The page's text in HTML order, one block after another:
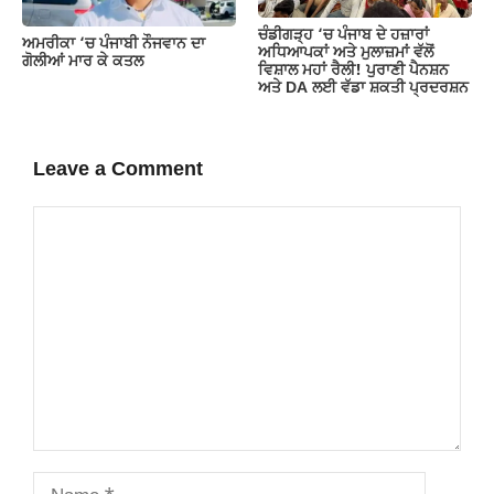
ਅਮਰੀਕਾ ‘ਚ ਪੰਜਾਬੀ ਨੌਜਵਾਨ ਦਾ
ਗੋਲੀਆਂ ਮਾਰ ਕੇ ਕਤਲ
ਚੰਡੀਗੜ੍ਹ ‘ਚ ਪੰਜਾਬ ਦੇ ਹਜ਼ਾਰਾਂ
ਅਧਿਆਪਕਾਂ ਅਤੇ ਮੁਲਾਜ਼ਮਾਂ ਵੱਲੋਂ
ਵਿਸ਼ਾਲ ਮਹਾਂ ਰੈਲੀ! ਪੁਰਾਣੀ ਪੈਨਸ਼ਨ
ਅਤੇ DA ਲਈ ਵੱਡਾ ਸ਼ਕਤੀ ਪ੍ਰਦਰਸ਼ਨ
Leave a Comment
Name